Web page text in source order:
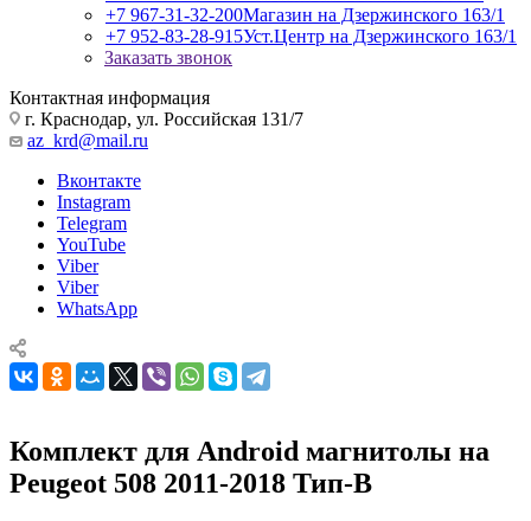
+7 967-31-32-200Магазин на Дзержинского 163/1
+7 952-83-28-915Уст.Центр на Дзержинского 163/1
Заказать звонок
Контактная информация
г. Краснодар, ул. Российская 131/7
az_krd@mail.ru
Вконтакте
Instagram
Telegram
YouTube
Viber
Viber
WhatsApp
Комплект для Android магнитолы на
Peugeot 508 2011-2018 Тип-B